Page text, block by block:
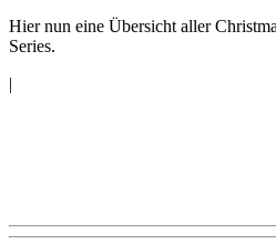
Hier nun eine Übersicht aller
Series.
|